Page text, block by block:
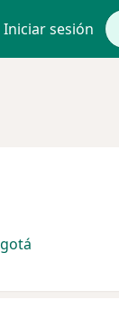
Iniciar sesión